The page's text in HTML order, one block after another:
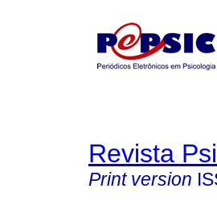
Revista
Print version